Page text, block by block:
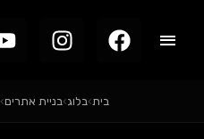
בית›בלוג›בניית אתרים›